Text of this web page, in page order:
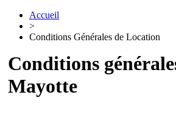
Accueil
>
Conditions Générales de Location